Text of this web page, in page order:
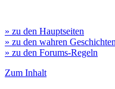
» zu den Hauptseiten
» zu den wahren Geschichten
» zu den Forums-Regeln
Zum Inhalt